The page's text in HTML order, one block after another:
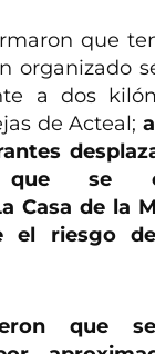
que
organizado
a dos
de Acteal;
que se
Casa de la
el riesgo
que